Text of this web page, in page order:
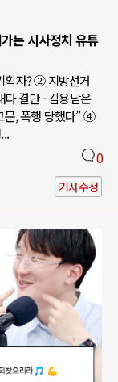
는 시사정치 유튜
획자? ② 지방선거
다 결단 - 김용남은
문, 폭행 당했다” ④
0
기사수정